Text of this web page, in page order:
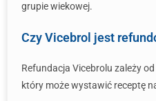
grupie wiekowej.
Czy Vicebrol jest
Refundacja Vicebrolu zależy
który może wystawić receptę